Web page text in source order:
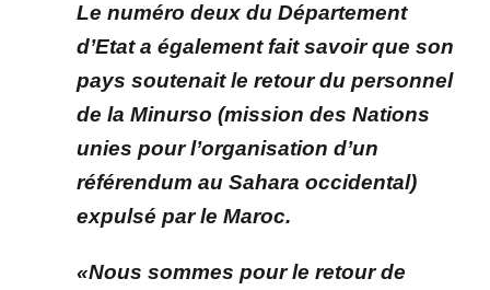
Le numéro deux du Département
d’Etat a également fait savoir que son
pays soutenait le retour du personnel
de la Minurso (mission des Nations
unies pour l’organisation d’un
référendum au Sahara occidental)
expulsé par le Maroc.
«Nous sommes pour le retour de